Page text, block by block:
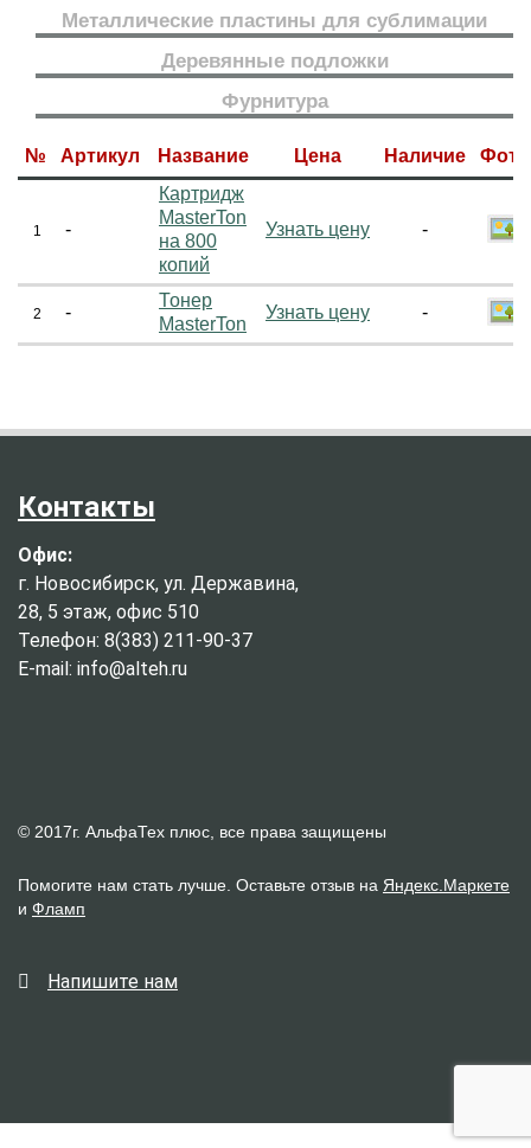
Металлические пластины для сублимации
Деревянные подложки
Фурнитура
№ Артикул Название Цена Наличие Фото
1 -
Картридж
MasterTon
на 800
копий
Узнать цену -
2 -
Тонер
MasterTon
Узнать цену -
Контакты
Офис:
г. Новосибирск, ул. Державина,
28, 5 этаж, офис 510
Телефон: 8(383) 211-90-37
E-mail: info@alteh.ru
© 2017г. АльфаТех плюс, все права защищены
Помогите нам стать лучше. Оставьте отзыв на Яндекс.Маркете
и Фламп
Напишите нам